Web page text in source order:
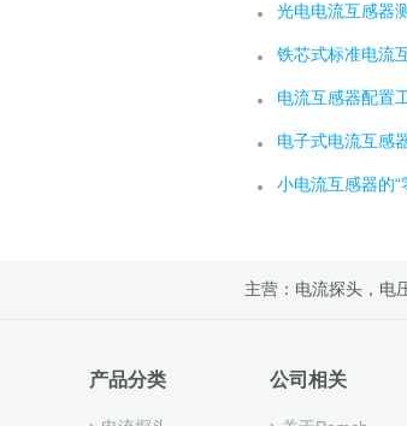
光电电流互感器
铁芯式标准电流
电流互感器配置
电子式电流互感
小电流互感器的“
主营：电流探头，电
产品分类 公司相关